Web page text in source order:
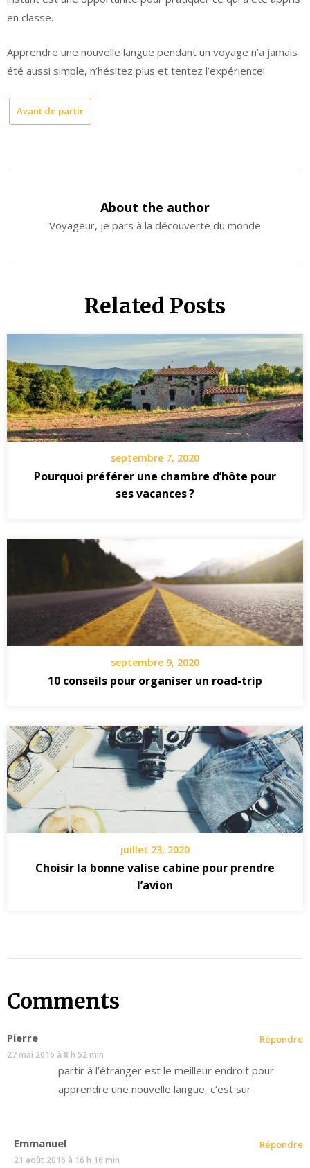
en classe.
Apprendre une nouvelle langue pendant un voyage n’a jamais
été aussi simple, n’hésitez plus et tentez l’expérience!
Avant de partir
About the author
Voyageur, je pars à la découverte du monde
Related Posts
septembre 7, 2020
Pourquoi préférer une chambre d’hôte pour
ses vacances ?
septembre 9, 2020
10 conseils pour organiser un road-trip
juillet 23, 2020
Choisir la bonne valise cabine pour prendre
l’avion
Comments
Pierre
27 mai 2016 à 8 h 52 min
partir à l’étranger est le meilleur endroit pour
apprendre une nouvelle langue, c’est sur
Répondre
Emmanuel
21 août 2016 à 16 h 16 min
Répondre